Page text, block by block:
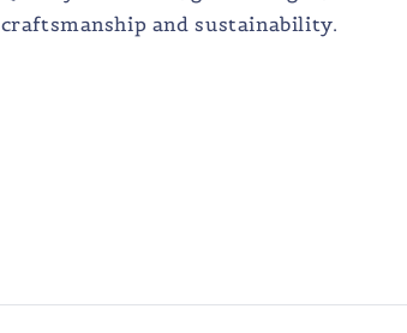
craftsmanship and sustainability.